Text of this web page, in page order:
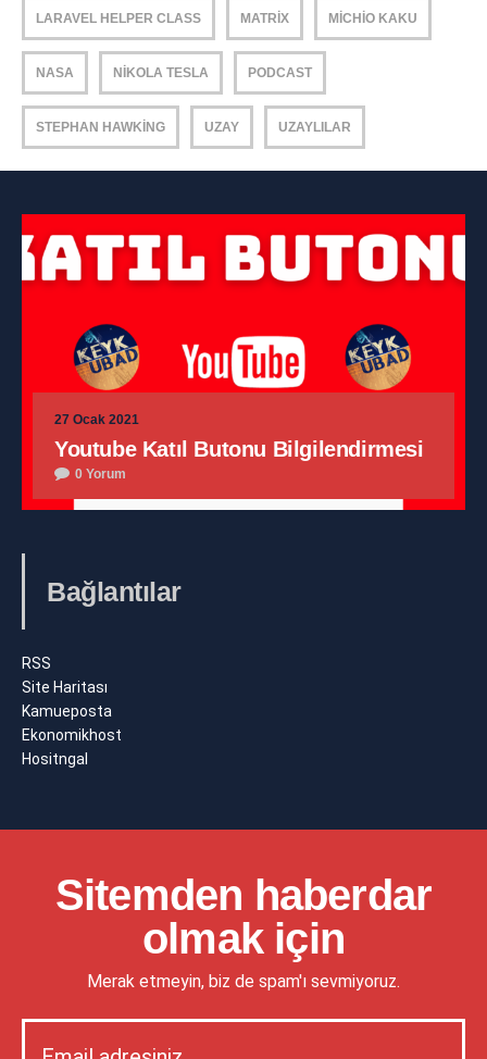
LARAVEL HELPER CLASS MATRIX MICHIO KAKU
NASA NIKOLA TESLA PODCAST
STEPHAN HAWKING UZAY UZAYLILAR
27 Ocak 2021
Youtube Katıl Butonu Bilgilendirmesi
0 Yorum
Bağlantılar
RSS
Site Haritası
Kamueposta
Ekonomikhost
Hositngal
Sitemden haberdar
olmak için
Merak etmeyin, biz de spam'ı sevmiyoruz.